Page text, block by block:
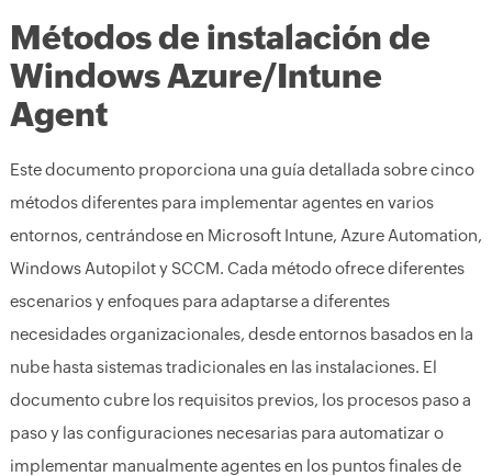
Métodos de instalación de
Windows Azure/Intune
Agent
Este documento proporciona una guía detallada sobre cinco
métodos diferentes para implementar agentes en varios
entornos, centrándose en Microsoft Intune, Azure Automation,
Windows Autopilot y SCCM. Cada método ofrece diferentes
escenarios y enfoques para adaptarse a diferentes
necesidades organizacionales, desde entornos basados en la
nube hasta sistemas tradicionales en las instalaciones. El
documento cubre los requisitos previos, los procesos paso a
paso y las configuraciones necesarias para automatizar o
implementar manualmente agentes en los puntos finales de